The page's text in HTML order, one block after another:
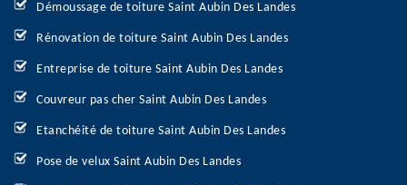
Démoussage de toiture Saint Aubin Des Landes
Rénovation de toiture Saint Aubin Des Landes
Entreprise de toiture Saint Aubin Des Landes
Couvreur pas cher Saint Aubin Des Landes
Etanchéité de toiture Saint Aubin Des Landes
Pose de velux Saint Aubin Des Landes